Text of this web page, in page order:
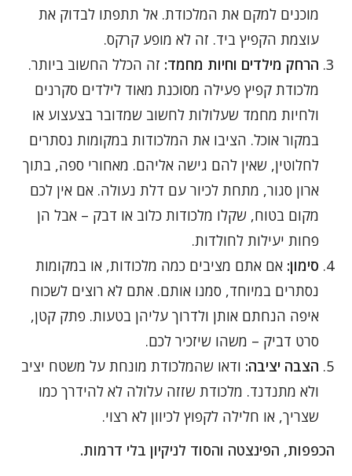
מוכנים למקם את המלכודת. אל תתפתו לבדוק את
עוצמת הקפיץ ביד. זה לא מופע קרקס.
הרחק מילדים וחיות מחמד: זה הכלל החשוב ביותר.
מלכודת קפיץ פעילה מסוכנת מאוד לילדים סקרנים
ולחיות מחמד שעלולות לחשוב שמדובר בצעצוע או
במקור אוכל. הציבו את המלכודות במקומות נסתרים
לחלוטין, שאין להם גישה אליהם. מאחורי ספה, בתוך
ארון סגור, מתחת לכיור עם דלת נעולה. אם אין לכם
מקום בטוח, שקלו מלכודות כלוב או דבק – אבל הן
פחות יעילות לחולדות.
סימון: אם אתם מציבים כמה מלכודות, או במקומות
נסתרים במיוחד, סמנו אותם. אתם לא רוצים לשכוח
איפה הנחתם אותן ולדרוך עליהן בטעות. פתק קטן,
סרט דביק – משהו שיזכיר לכם.
הצבה יציבה: ודאו שהמלכודת מונחת על משטח יציב
ולא מתנדנד. מלכודת שזזה עלולה לא להידרך כמו
שצריך, או חלילה לקפוץ לכיוון לא רצוי.
הכפפות, הפינצטה והסוד לניקיון בלי דרמות.